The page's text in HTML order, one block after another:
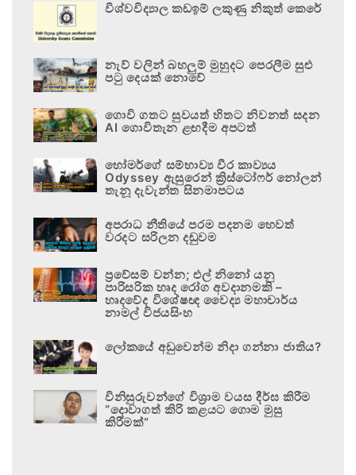
විශ්වවිද්‍යාල කඩඉම් ලකුණු නිකුත් කෙරේ
නැව් වලින් බහලුම් මුහුදට පෙරලීම සුළු
පටු දෙයක් නොවේ
ගොවි ගතට සුවයත් හිතට නිවනත් සදන
AI ගොවිතැන ළඟදීම අපටත්
හෝමර්ගේ සම්භාව්‍ය වීර කාව්‍යය
Odyssey ඇසුරෙන් ක්‍රිස්ටෝෆර් නෝලන්
තැනූ දැවැන්ත සිනමාපටය
අපරාධ නීතියේ පරම පදනම හෙවත්
වරදට සරිලන දඬුවම
ප්‍රවේසම් වන්න; එල් නිනෝ යනු
පාරිසරික හෘද රෝග අවදානමකි –
හෘදවේද විශේෂඥ වෛද්‍ය මහාචාර්ය
නාමල් විජයසිංහ
ලෝකයේ අඩුවෙන්ම නිදා ගන්නා ජාතිය?
විනිසුරුවන්ගේ විශ්‍රාම වයස දීර්ඝ කිරීම
“දොවාගත් කිරි කළයට ගොම මුසු
කිරීමක්”